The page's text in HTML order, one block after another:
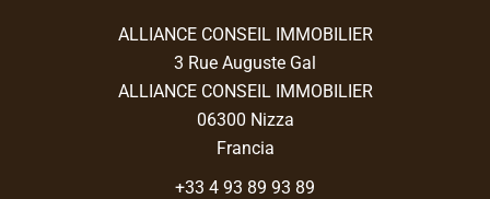
ALLIANCE CONSEIL IMMOBILIER
3 Rue Auguste Gal
ALLIANCE CONSEIL IMMOBILIER
06300 Nizza
Francia
+33 4 93 89 93 89